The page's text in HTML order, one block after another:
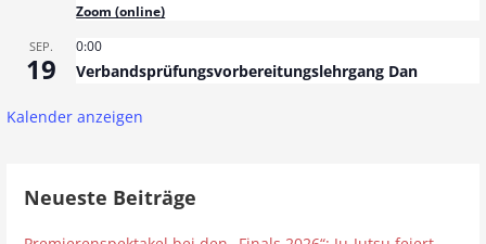
Zoom (online)
SEP.
19
0:00
Verbandsprüfungsvorbereitungslehrgang Dan
Kalender anzeigen
Neueste Beiträge